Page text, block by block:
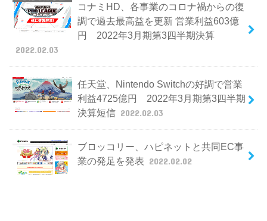
コナミHD、各事業のコロナ禍からの復
調で過去最高益を更新 営業利益603億
円 2022年3月期第3四半期決算
2022.02.03
任天堂、Nintendo Switchの好調で営業
利益4725億円 2022年3月期第3四半期
決算短信 2022.02.03
ブロッコリー、ハピネットと共同EC事
業の発足を発表 2022.02.02